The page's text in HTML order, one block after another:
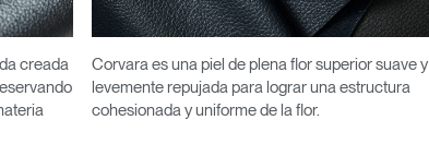
creada
Corvara es una piel de plena flor superior suave y
levemente repujada para lograr una estructura
cohesionada y uniforme de la flor.